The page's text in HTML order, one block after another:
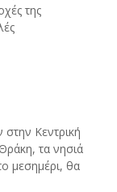
της
Κεντρική
τα νησιά
μεσημέρι, θα